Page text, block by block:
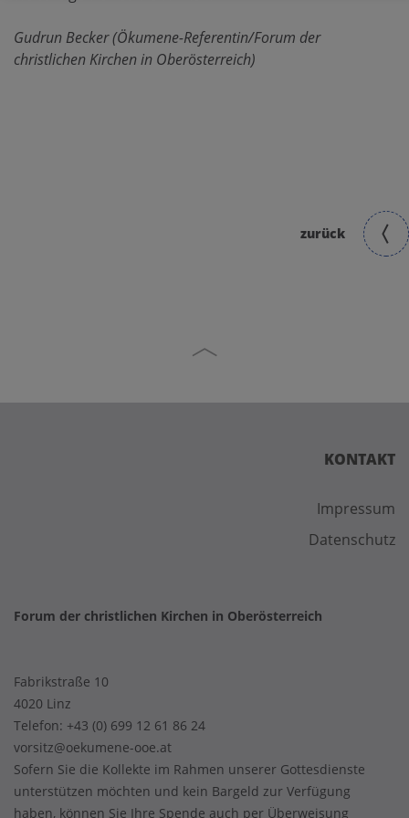
Gudrun Becker (Ökumene-Referentin/Forum der
christlichen Kirchen in Oberösterreich)
zurück
KONTAKT
Impressum
Datenschutz
Forum der christlichen Kirchen in Oberösterreich
Fabrikstraße 10
4020 Linz
Telefon: +43 (0) 699 12 61 86 24
vorsitz@oekumene-ooe.at
Sofern Sie die Kollekte im Rahmen unserer Gottesdienste
unterstützen möchten und kein Bargeld zur Verfügung
haben, können Sie Ihre Spende auch per Überweisung